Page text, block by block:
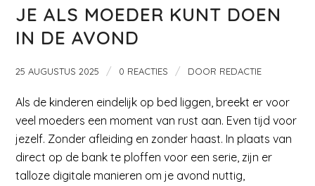
JE ALS MOEDER KUNT DOEN
IN DE AVOND
25 AUGUSTUS 2025 / 0 REACTIES / DOOR REDACTIE
Als de kinderen eindelijk op bed liggen, breekt er voor
veel moeders een moment van rust aan. Even tijd voor
jezelf. Zonder afleiding en zonder haast. In plaats van
direct op de bank te ploffen voor een serie, zijn er
talloze digitale manieren om je avond nuttig,